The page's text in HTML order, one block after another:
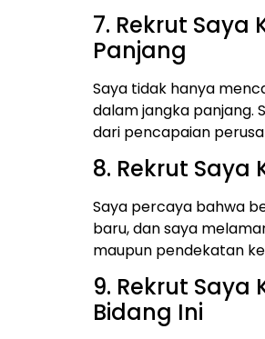
7. Rekrut
Panjang
Saya tidak hanya
dalam jangka panjang.
dari pencapaian
8. Rekrut Saya
Saya percaya bahwa
baru, dan saya
maupun pendekatan
9. Rekrut
Bidang Ini